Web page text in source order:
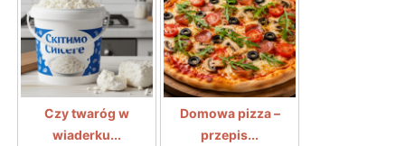
Czy twaróg w
wiaderku...
Domowa pizza –
przepis...